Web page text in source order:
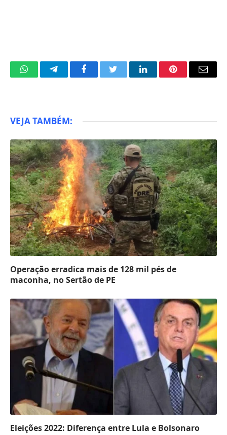
WhatsAppTelegramFacebookTwitter LinkedInPinterestEmail
VEJA TAMBÉM:
Operação erradica mais de 128 mil pés de
maconha, no Sertão de PE
Eleições 2022: Diferença entre Lula e Bolsonaro